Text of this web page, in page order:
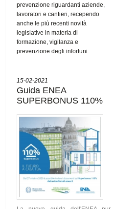
prevenzione riguardanti aziende,
lavoratori e cantieri, recependo
anche le più recenti novità
legislative in materia di
formazione, vigilanza e
prevenzione degli infortuni.
15-02-2021
Guida ENEA
SUPERBONUS 110%